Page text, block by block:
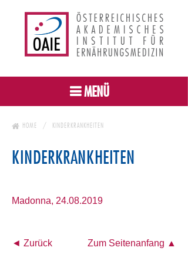
MENÜ
HOME KINDERKRANKHEITEN
KINDERKRANKHEITEN
Madonna, 24.08.2019
◄ Zurück Zum Seitenanfang ▲